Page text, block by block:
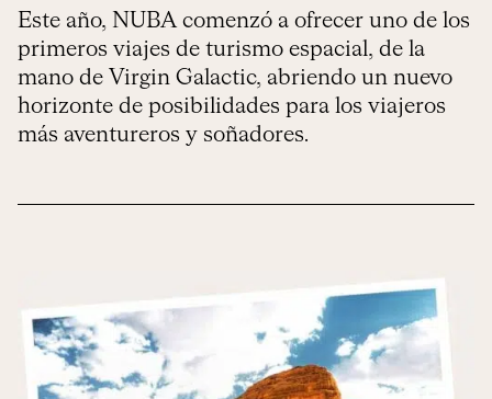
Este año, NUBA comenzó a ofrecer uno de los
primeros viajes de turismo espacial, de la
mano de Virgin Galactic, abriendo un nuevo
horizonte de posibilidades para los viajeros
más aventureros y soñadores.